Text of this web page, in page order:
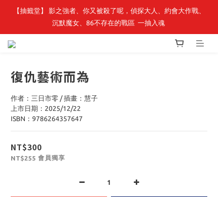
最新開賣🔥「全知讀者視角」 周邊商品
【抽籤堂】 影之強者、你又被殺了呢，偵探大人、約會大作戰、
沉默魔女、86不存在的戰區  一抽入魂
復仇藝術而為
作者：三日市零 / 插畫：慧子
上市日期：2025/12/22
ISBN：9786264357647
NT$300
NT$255 會員獨享